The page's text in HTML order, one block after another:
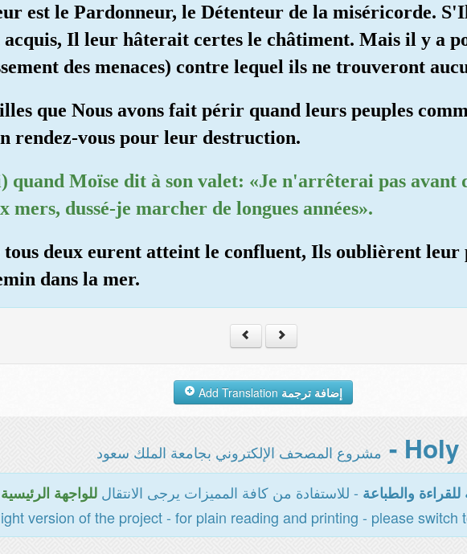
est le Pardonneur, le Détenteur de la miséricorde.
Il leur hâterait certes le châtiment. Mais il y a
des menaces) contre lequel ils ne trouveront
que Nous avons fait périr quand leurs peuples
rendez-vous pour leur destruction.
quand Moïse dit à son valet: «Je n'arrêterai pas
mers, dussé-je marcher de longues années».
tous deux eurent atteint le confluent, Ils oublièrent
dans la mer.
إضافة ترجمة
مشروع المصحف الإلكتروني بجامعة الملك سعود
والطباعة - للاستفادة من كافة المميزات يرجى الانتقالللواجهة الرئيسية
version of the project - for plain reading and printing - please switch